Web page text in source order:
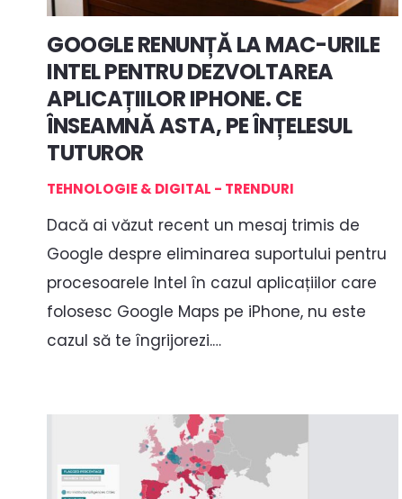
GOOGLE RENUNȚĂ LA MAC-URILE
INTEL PENTRU DEZVOLTAREA
APLICAȚIILOR IPHONE. CE
ÎNSEAMNĂ ASTA, PE ÎNȚELESUL
TUTUROR
TEHNOLOGIE & DIGITAL - TRENDURI
Dacă ai văzut recent un mesaj trimis de
Google despre eliminarea suportului pentru
procesoarele Intel în cazul aplicațiilor care
folosesc Google Maps pe iPhone, nu este
cazul să te îngrijorezi.…